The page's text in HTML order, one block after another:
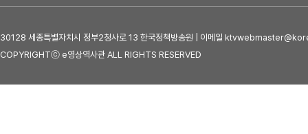
30128 세종특별자치시 정부2청사로 13 한국정책방송원 | 이메일
COPYRIGHTⓒ e영상역사관 ALL RIGHTS RESERVED